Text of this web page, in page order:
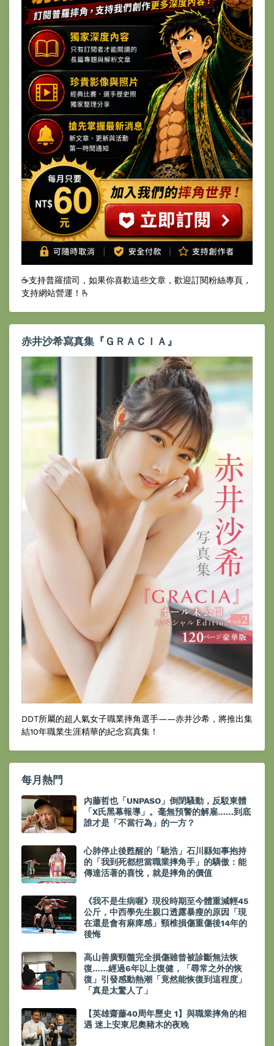
☕️支持普羅擂司，如果你喜歡這些文章，歡迎訂閱粉絲專頁，
支持網站營運！🫰
赤井沙希寫真集『ＧＲＡＣＩＡ』
DDT所屬的超人氣女子職業摔角選手——赤井沙希，將推出集
結10年職業生涯精華的紀念寫真集！
每月熱門
內藤哲也「UNPASO」倒閉騷動，反駁東體
「X氏黑幕報導」。毫無預警的解雇……到底
誰才是「不當行為」的一方？
心肺停止後甦醒的「馳浩」石川縣知事抱持
的「我到死都想當職業摔角手」的驕傲：能
傳達活著的喜悅，就是摔角的價值
《我不是生病喔》現役時期至今體重減輕45
公斤，中西學先生親口透露暴瘦的原因「現
在還是會有麻痺感」頸椎損傷重傷後14年的
後悔
高山善廣頸髓完全損傷雖曾被診斷無法恢
復……經過6年以上復健，「尋常之外的恢
復」引發感動熱潮「竟然能恢復到這程度」
「真是太驚人了」
【英雄齋藤40周年歷史 1】與職業摔角的相
遇 迷上安東尼奧豬木的夜晚